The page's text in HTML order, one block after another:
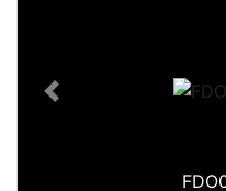
Previous